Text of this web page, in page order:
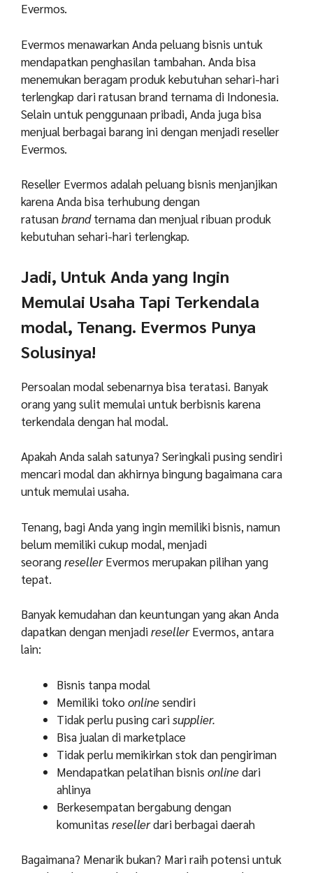
Evermos.
Evermos menawarkan Anda peluang bisnis untuk
mendapatkan penghasilan tambahan. Anda bisa
menemukan beragam produk kebutuhan sehari-hari
terlengkap dari ratusan brand ternama di Indonesia.
Selain untuk penggunaan pribadi, Anda juga bisa
menjual berbagai barang ini dengan menjadi reseller
Evermos.
Reseller Evermos adalah peluang bisnis menjanjikan
karena Anda bisa terhubung dengan
ratusanbrandternama dan menjual ribuan produk
kebutuhan sehari-hari terlengkap.
Jadi, Untuk Anda yang Ingin
Memulai Usaha Tapi Terkendala
modal, Tenang. Evermos Punya
Solusinya!
Persoalan modal sebenarnya bisa teratasi. Banyak
orang yang sulit memulai untuk berbisnis karena
terkendala dengan hal modal.
Apakah Anda salah satunya? Seringkali pusing sendiri
mencari modal dan akhirnya bingung bagaimana cara
untuk memulai usaha.
Tenang, bagi Anda yang ingin memiliki bisnis, namun
belum memiliki cukup modal, menjadi
seorangresellerEvermos merupakan pilihan yang
tepat.
Banyak kemudahan dan keuntungan yang akan Anda
dapatkan dengan menjadiresellerEvermos, antara
lain:
Bisnis tanpa modal
Memiliki tokoonlinesendiri
Tidak perlu pusing carisupplier.
Bisa jualan di marketplace
Tidak perlu memikirkan stok dan pengiriman
Mendapatkan pelatihan bisnis onlinedari
ahlinya
Berkesempatan bergabung dengan
komunitas resellerdari berbagai daerah
Bagaimana? Menarik bukan? Mari raih potensi untuk